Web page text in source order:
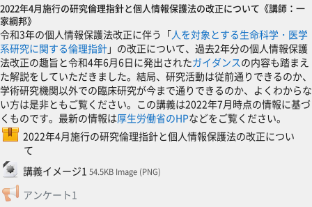
2022年4月施行の研究倫理指針と個人情報保護法の改正について《講師：一
家綱邦》
令和3年の個人情報保護法改正に伴う「人を対象とする生命科学・医学
系研究に関する倫理指針」の改正について、過去2年分の個人情報保護
法改正の趣旨と令和4年6月6日に発出されたガイダンスの内容も踏まえ
た解説をしていただきました。結局、研究活動は従前通りできるのか、
学術研究機関以外での臨床研究が今まで通りできるのか、よくわからな
い方は是非ともご覧ください。この講義は2022年7月時点の情報に基づ
くものです。最新の情報は厚生労働省のHPなどをご覧ください。
2022年4月施行の研究倫理指針と個人情報保護法の改正につい
て
SCORMパッケージ
講義イメージ1ファイル54.5KB Image (PNG)
アンケート1